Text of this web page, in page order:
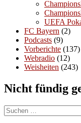
UEFA
FC Bayern (2)
Podcasts (9)
Vorberichte (137)
Webradio (12)
Weisheiten (243)
Nicht fündig
Suchen
nach: